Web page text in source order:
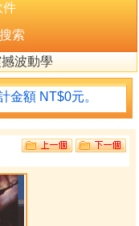
件
索
撼波動學
金額 NT$0元。